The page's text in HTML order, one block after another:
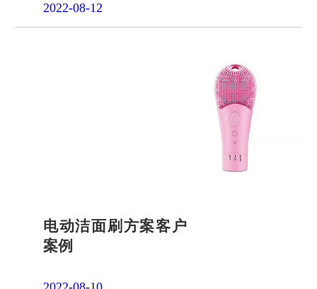
2022-08-12
电动洁面刷方案客户
案例